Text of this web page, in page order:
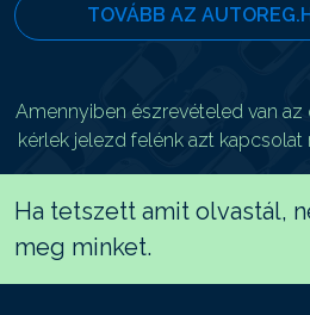
TOVÁBB AZ
Amennyiben észrevételed van az
kérlek jelezd felénk azt
Ha tetszett amit olvastál,
meg minket.